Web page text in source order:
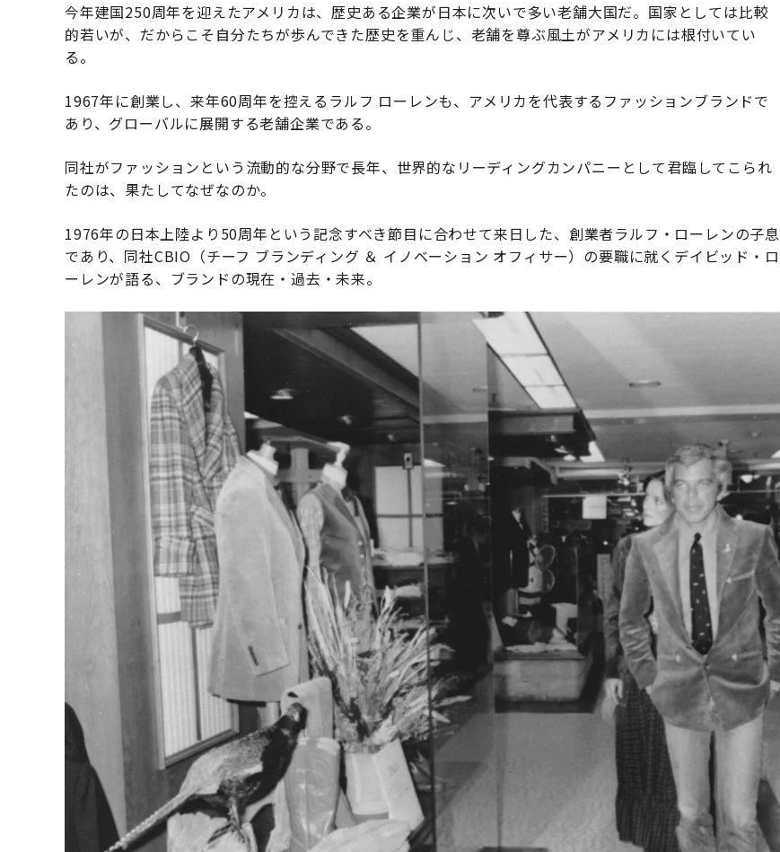
今年建国250周年を迎えたアメリカは、歴史ある企業が日本に次いで多い老舗大国だ。国家としては比較
的若いが、だからこそ自分たちが歩んできた歴史を重んじ、老舗を尊ぶ風土がアメリカには根付いてい
る。
1967年に創業し、来年60周年を控えるラルフ ローレンも、アメリカを代表するファッションブランドで
あり、グローバルに展開する老舗企業である。
同社がファッションという流動的な分野で長年、世界的なリーディングカンパニーとして君臨してこられ
たのは、果たしてなぜなのか。
1976年の日本上陸より50周年という記念すべき節目に合わせて来日した、創業者ラルフ・ローレンの子息
であり、同社CBIO（チーフ ブランディング ＆ イノベーション オフィサー）の要職に就くデイビッド・ロ
ーレンが語る、ブランドの現在・過去・未来。